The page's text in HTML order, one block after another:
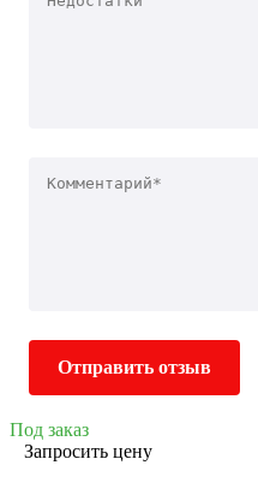
Отправить отзыв
Под заказ
Запросить цену